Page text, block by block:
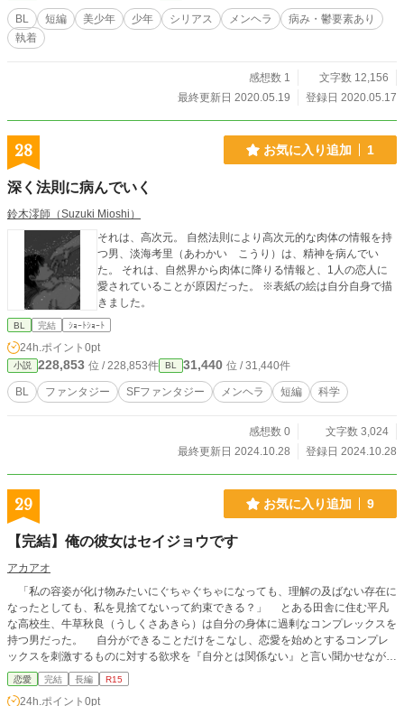
BL 短編 美少年 少年 シリアス メンヘラ
病み・鬱要素あり
執着
感想数 1
文字数 12,156
最終更新日 2020.05.19
登録日 2020.05.17
28 お気に入り追加 1
深く法則に病んでいく
鈴木澪師（Suzuki Mioshi）
それは、高次元。 自然法則により高次元的な肉体の情報を持
つ男、淡海考里（あわかい こうり）は、精神を病んでい
た。 それは、自然界から肉体に降りる情報と、1人の恋人に
愛されていることが原因だった。 ※表紙の絵は自分自身で描
きました。
BL 完結 ｼｮｰﾄｼｮｰﾄ
24h.ポイント 0pt
小説 228,853 位 / 228,853件 BL 31,440 位 / 31,440件
BL ファンタジー SFファンタジー メンヘラ 短編 科学
感想数 0
文字数 3,024
最終更新日 2024.10.28
登録日 2024.10.28
29 お気に入り追加 9
【完結】俺の彼女はセイジョウです
アカアオ
「私の容姿が化け物みたいにぐちゃぐちゃになっても、理解の及ばない存在に
なったとしても、私を見捨てないって約束できる？」 とある田舎に住む平凡
な高校生、牛草秋良（うしくさあきら）は自分の身体に過剰なコンプレックスを
持つ男だった。 自分ができることだけをこなし、恋愛を始めとするコンプレ
ックスを刺激するものに対する欲求を『自分とは関係ない』と言い聞かせながら
心の奥底に封印しながら毎日を過ごしていた。 そんな彼の屁理屈じみた心を
溶かしたのは、ファナエル・ユピテルと名乗る銀髪緑眼の転校生だった。
恋愛 完結 長編 R15
24h.ポイント 0pt